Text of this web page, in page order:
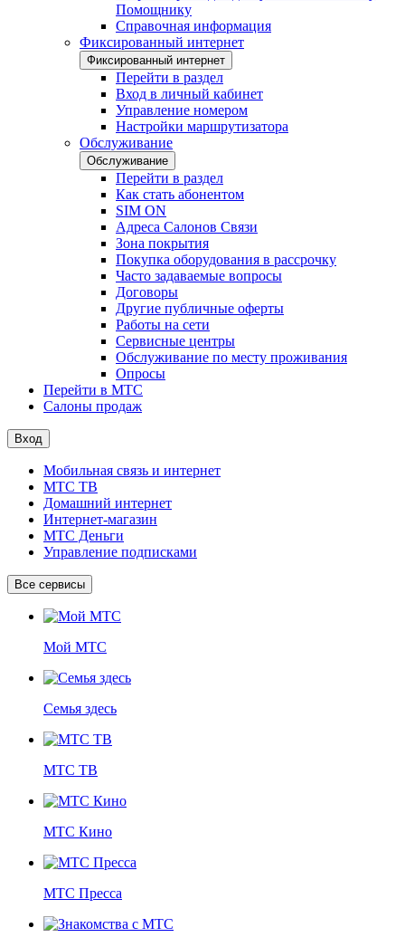
Помощнику
Справочная информация
Фиксированный интернет
Фиксированный интернет
Перейти в раздел
Вход в личный кабинет
Управление номером
Настройки маршрутизатора
Обслуживание
Обслуживание
Перейти в раздел
Как стать абонентом
SIM ON
Адреса Салонов Связи
Зона покрытия
Покупка оборудования в рассрочку
Часто задаваемые вопросы
Договоры
Другие публичные оферты
Работы на сети
Сервисные центры
Обслуживание по месту проживания
Опросы
Перейти в МТС
Салоны продаж
Вход
Мобильная связь и интернет
МТС ТВ
Домашний интернет
Интернет-магазин
МТС Деньги
Управление подписками
Все сервисы
Мой МТС
Семья здесь
МТС ТВ
МТС Кино
МТС Пресса